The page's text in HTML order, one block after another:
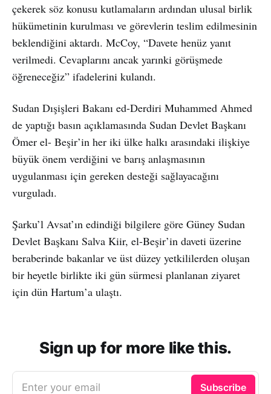
çekerek söz konusu kutlamaların ardından ulusal birlik
hükümetinin kurulması ve görevlerin teslim edilmesinin
beklendiğini aktardı. McCoy, “Davete henüz yanıt
verilmedi. Cevaplarını ancak yarınki görüşmede
öğreneceğiz” ifadelerini kulandı.
Sudan Dışişleri Bakanı ed-Derdiri Muhammed Ahmed
de yaptığı basın açıklamasında Sudan Devlet Başkanı
Ömer el- Beşir’in her iki ülke halkı arasındaki ilişkiye
büyük önem verdiğini ve barış anlaşmasının
uygulanması için gereken desteği sağlayacağını
vurguladı.
Şarku’l Avsat’ın edindiği bilgilere göre Güney Sudan
Devlet Başkanı Salva Kiir, el-Beşir’in daveti üzerine
beraberinde bakanlar ve üst düzey yetkililerden oluşan
bir heyetle birlikte iki gün sürmesi planlanan ziyaret
için dün Hartum’a ulaştı.
Sign up for more like this.
Enter your email Subscribe